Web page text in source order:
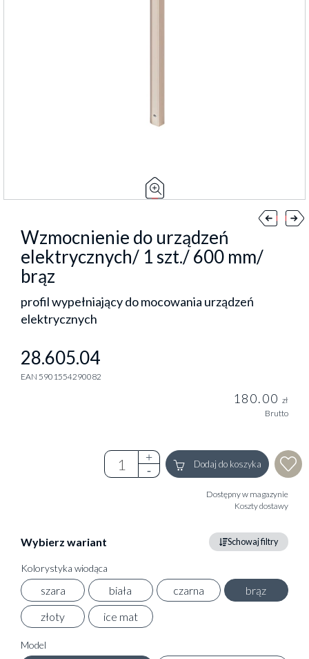
Wzmocnienie do urządzeń
elektrycznych/ 1 szt./ 600 mm/
brąz
profil wypełniający do mocowania urządzeń
elektrycznych
28.605.04
EAN 5901554290082
180.00 zł
Brutto
Dodaj do koszyka
Dostępny w magazynie
Koszty dostawy
Wybierz wariant Schowaj filtry
Kolorystyka wiodąca
szara biała czarna
brąz
złoty
ice mat
Model